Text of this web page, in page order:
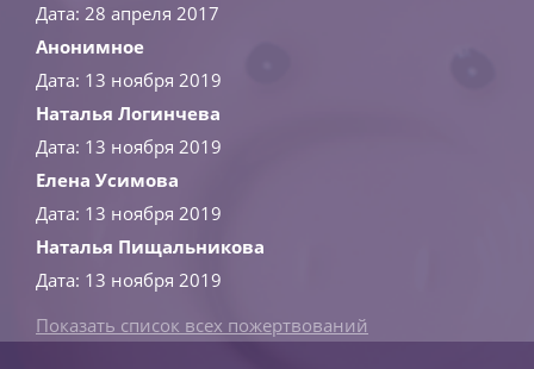
Дата: 28 апреля 2017
Анонимное
Дата: 13 ноября 2019
Наталья Логинчева
Дата: 13 ноября 2019
Елена Усимова
Дата: 13 ноября 2019
Наталья Пищальникова
Дата: 13 ноября 2019
Показать список всех пожертвований